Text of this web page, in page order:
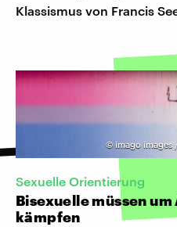
Klassismus von Francis
© imago images
Sexuelle Orientierung
Bisexuelle müssen
kämpfen